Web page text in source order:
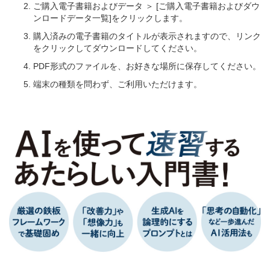
ご購入電子書籍およびデータ ＞ [ご購入電子書籍およびダウ
ンロードデータ一覧]をクリックします。
購入済みの電子書籍のタイトルが表示されますので、リンク
をクリックしてダウンロードしてください。
PDF形式のファイルを、お好きな場所に保存してください。
端末の種類を問わず、ご利用いただけます。